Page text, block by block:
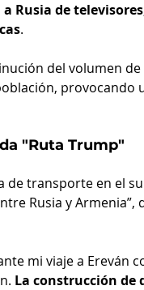
Rusia de
.
del volumen de
provocando
"Ruta Trump"
de transporte en el
Rusia y Armenia”,
mi viaje a Ereván
La construcción de